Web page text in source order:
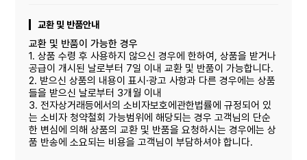
교환 및 반품안내
교환 및 반품이 가능한 경우
1. 상품 수령 후 사용하지 않으신 경우에 한하여, 상품을 받거나
공급이 개시된 날로부터 7일 이내 교환 및 반품이 가능합니다.
2. 받으신 상품의 내용이 표시·광고 사항과 다른 경우에는 상품
들을 받으신 날로부터 3개월 이내
3. 전자상거래등에서의 소비자보호에관한법률에 규정되어 있
는 소비자 청약철회 가능범위에 해당되는 경우 고객님의 단순
한 변심에 의해 상품의 교환 및 반품을 요청하시는 경우에는 상
품 반송에 소요되는 비용을 고객님이 부담하셔야 합니다.